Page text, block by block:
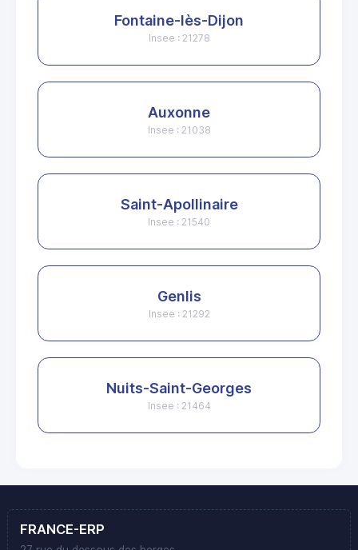
Fontaine-lès-Dijon
Insee : 21278
Auxonne
Insee : 21038
Saint-Apollinaire
Insee : 21540
Genlis
Insee : 21292
Nuits-Saint-Georges
Insee : 21464
FRANCE-ERP